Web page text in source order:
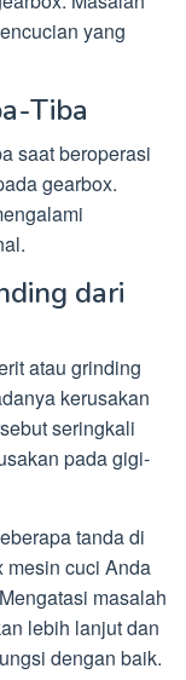
yang
Tiba
saat beroperasi
gearbox.
dari
atau grinding
kerusakan
seringkali
pada gigi-
tanda di
mesin cuci Anda
masalah
lebih lanjut dan
dengan baik.